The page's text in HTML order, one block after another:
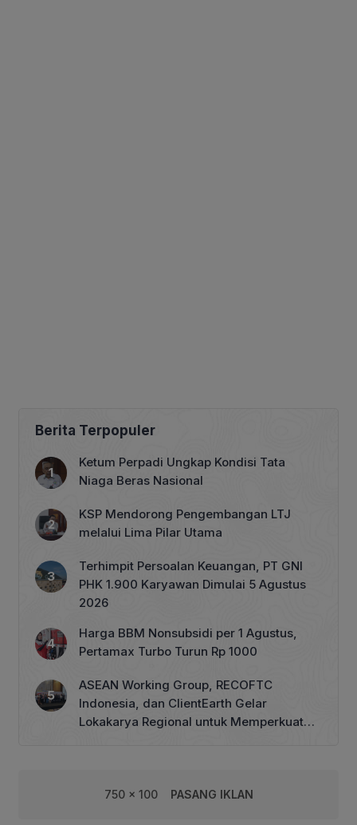
Berita Terpopuler
Ketum Perpadi Ungkap Kondisi Tata
Niaga Beras Nasional
KSP Mendorong Pengembangan LTJ
melalui Lima Pilar Utama
Terhimpit Persoalan Keuangan, PT GNI
PHK 1.900 Karyawan Dimulai 5 Agustus
2026
Harga BBM Nonsubsidi per 1 Agustus,
Pertamax Turbo Turun Rp 1000
ASEAN Working Group, RECOFTC
Indonesia, dan ClientEarth Gelar
Lokakarya Regional untuk Memperkuat
750 x 100 PASANG IKLAN